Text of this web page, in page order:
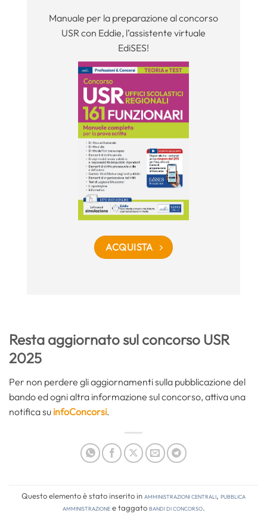
Manuale per la preparazione al concorso
USR con Eddie, l’assistente virtuale
EdiSES!
ACQUISTA
Resta aggiornato sul concorso USR
2025
Per non perdere gli aggiornamenti sulla pubblicazione del
bando ed ogni altra informazione sul concorso, attiva una
notifica su infoConcorsi.
Questo elemento è stato inserito in Amministrazioni Centrali, Pubblica
amministrazionee taggatobandi di concorso.